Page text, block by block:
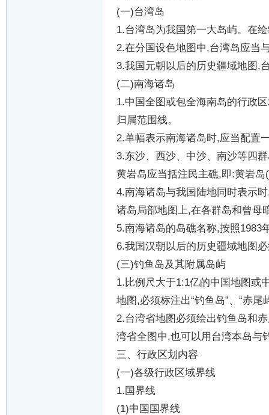
(一)台湾岛
1.台湾岛为我国第一大岛屿。在
2.在分国设色地图中,台湾岛应当
3.我国元朝以后的历史疆域地图 ,
(二)南海诸岛
1.中国全图或包全海南岛的行政
归属范围线。
2.单幅表示南海诸岛时,应当配置
3.东沙、西沙、中沙、南沙等四
黄岩岛应当括注民主礁,即:黄岩岛(
4.南海诸岛与我国陆地同时表示时
诸岛局部地图上,在各群岛和曾母
5.南海诸岛的岛礁名称,按照1983
6.我国汉朝以后的历史疆域地图
(三)钓鱼岛及其附属岛屿
1.比例尺大于1:1亿的中国地图或
地图 ,必须标注出“钓鱼岛”、 “赤尾
2.台湾省地图必须绘出钓鱼岛和
湾省全图中,也可以用台湾本岛与
三、行政区划内容
(一)各级行政区域界线
1.国界线
(1)中国国界线